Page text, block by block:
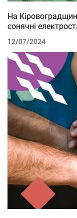
На
сонячні
12/07/2024